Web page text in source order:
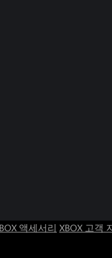
액세서리 XBOX 고객